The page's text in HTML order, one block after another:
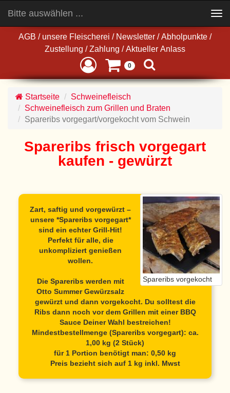
AGB / unsere Fleischerei / Newsletter / Abholpunkte /
Zustellung / Zahlung / Aktueller Anlass
0
Bitte auswählen ...
navigation
Startseite
Schweinefleisch
Schweinefleisch zum Grillen und Braten
Spareribs vorgegart/vorgekocht vom Schwein
Spareribs frisch vorgegart
kaufen - gewürzt
Spareribs vorgekocht
Zart, saftig und vorgewürzt –
unsere *Spareribs vorgegart*
sind ein echter Grill-Hit!
Perfekt für alle, die
unkompliziert genießen
wollen.
Die Spareribs werden mit
Otto Summer Gewürzsalz
gewürzt und dann vorgekocht. Du solltest die
Ribs dann noch vor dem Grillen mit einer BBQ
Sauce Deiner Wahl bestreichen!
Mindestbestellmenge (Spareribs vorgegart): ca.
1,00 kg (2 Stück)
für 1 Portion benötigt man: 0,50 kg
Preis bezieht sich auf 1 kg inkl. Mwst